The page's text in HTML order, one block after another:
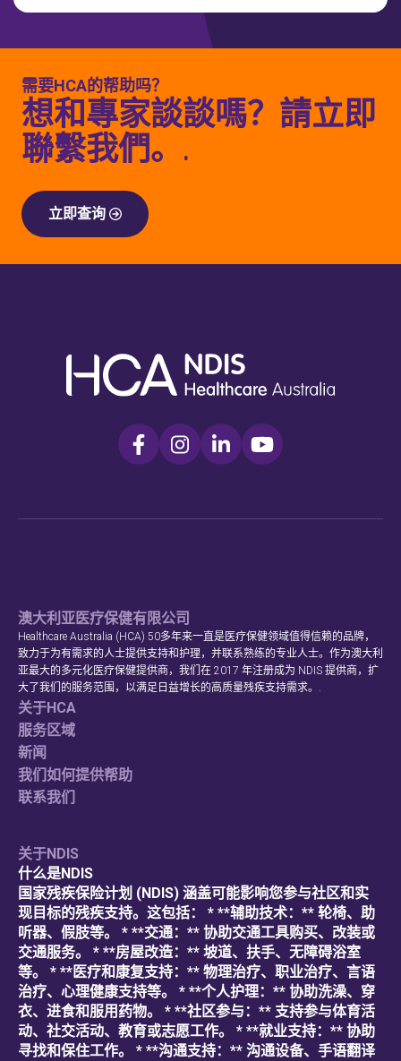
需要HCA的帮助吗？
想和專家談談嗎？請立即
聯繫我們。.
立即查询
澳大利亚医疗保健有限公司
Healthcare Australia (HCA) 50多年来一直是医疗保健领域值得信赖的品牌，
致力于为有需求的人士提供支持和护理，并联系熟练的专业人士。作为澳大利
亚最大的多元化医疗保健提供商，我们在 2017 年注册成为 NDIS 提供商，扩
大了我们的服务范围，以满足日益增长的高质量残疾支持需求。.
关于HCA
服务区域
新闻
我们如何提供帮助
联系我们
关于NDIS
什么是NDIS
国家残疾保险计划 (NDIS) 涵盖可能影响您参与社区和实
现目标的残疾支持。这包括： * **辅助技术：** 轮椅、助
听器、假肢等。 * **交通：** 协助交通工具购买、改装或
交通服务。 * **房屋改造：** 坡道、扶手、无障碍浴室
等。 * **医疗和康复支持：** 物理治疗、职业治疗、言语
治疗、心理健康支持等。 * **个人护理：** 协助洗澡、穿
衣、进食和服用药物。 * **社区参与：** 支持参与体育活
动、社交活动、教育或志愿工作。 * **就业支持：** 协助
寻找和保住工作。 * **沟通支持：** 沟通设备、手语翻译